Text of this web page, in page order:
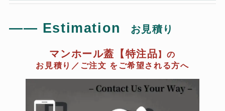
―― Estimation お見積り
マンホール蓋 【特注品】の
お見積り ／ ご注文 をご希望される方へ